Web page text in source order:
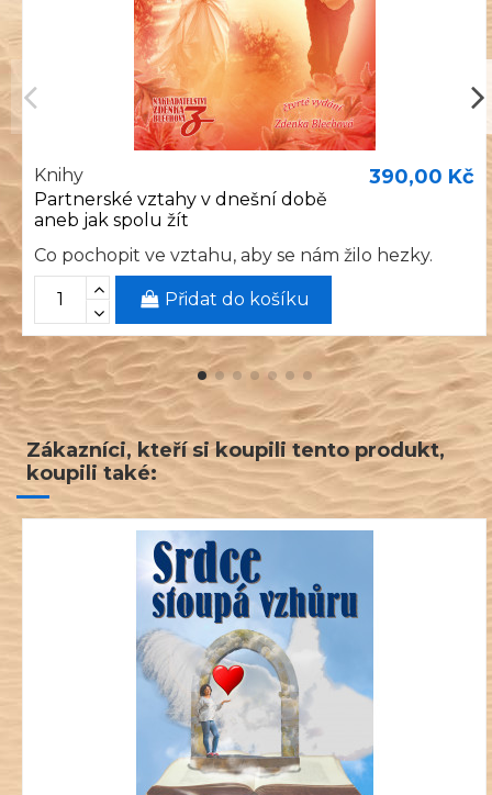
Knihy
Partnerské vztahy v dnešní době
aneb jak spolu žít
390,00 Kč
Co pochopit ve vztahu, aby se nám žilo hezky.
Přidat do košíku
Zákazníci, kteří si koupili tento produkt,
koupili také: